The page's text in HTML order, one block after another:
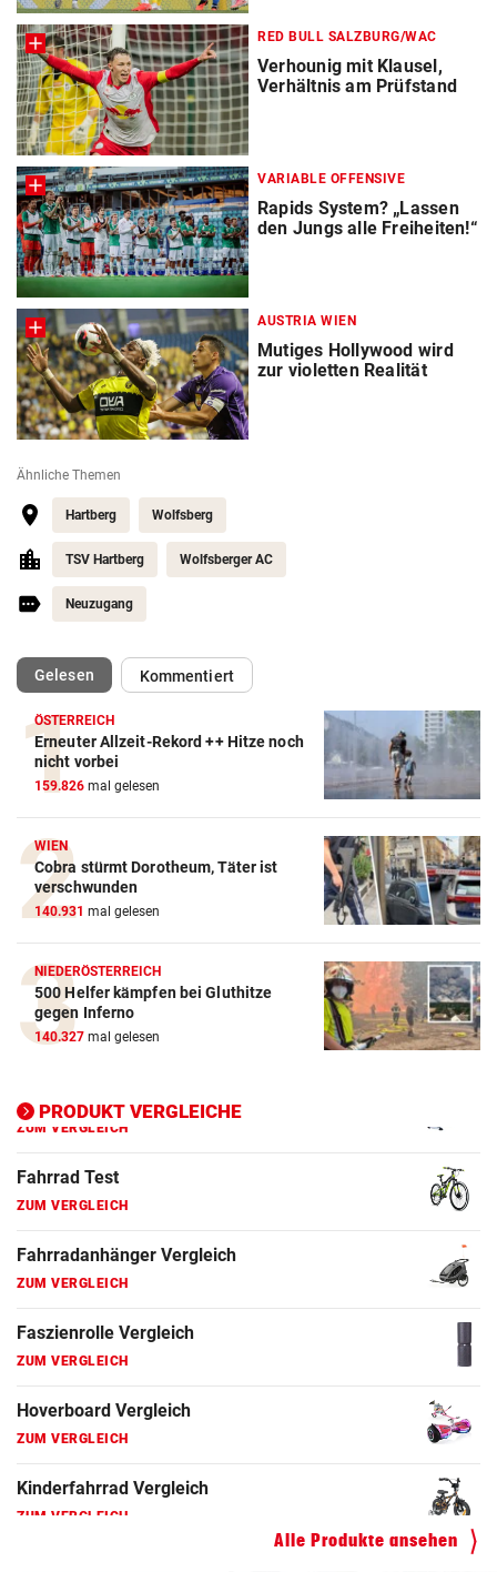
RED BULL SALZBURG/WAC
Verhounig mit Klausel,
Verhältnis am Prüfstand
VARIABLE OFFENSIVE
Rapids System? „Lassen
den Jungs alle Freiheiten!“
AUSTRIA WIEN
Mutiges Hollywood wird
zur violetten Realität
Ähnliche Themen
Hartberg Wolfsberg
TSV Hartberg Wolfsberger AC
Neuzugang
Gelesen(ausgewählt)Kommentiert
ÖSTERREICH
Erneuter Allzeit-Rekord ++ Hitze noch
nicht vorbei
159.826 mal gelesen
WIEN
Cobra stürmt Dorotheum, Täter ist
verschwunden
140.931 mal gelesen
NIEDERÖSTERREICH
500 Helfer kämpfen bei Gluthitze
gegen Inferno
140.327 mal gelesen
PRODUKT VERGLEICHE
Action-Cam Vergleich
ZUM VERGLEICH
Crosstrainer Vergleich
ZUM VERGLEICH
E-Bike Vergleich
ZUM VERGLEICH
Elektro-Scooter Vergleich
ZUM VERGLEICH
ZUM VERGLEICH
Fahrrad Test
ZUM VERGLEICH
Fahrradanhänger Vergleich
ZUM VERGLEICH
Faszienrolle Vergleich
ZUM VERGLEICH
Hoverboard Vergleich
ZUM VERGLEICH
Kinderfahrrad Vergleich
ZUM VERGLEICH
Alle Produkte ansehen